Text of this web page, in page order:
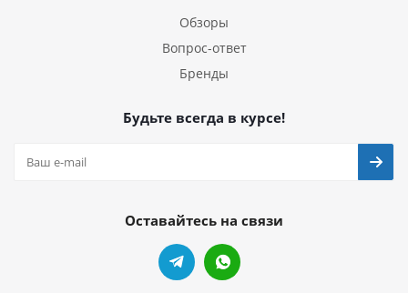
Обзоры
Вопрос-ответ
Бренды
Будьте всегда в курсе!
Оставайтесь на связи